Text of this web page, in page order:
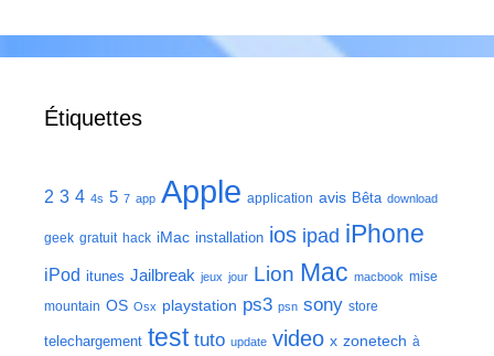
Étiquettes
2 3 4 4s 5 7 app Apple application avis Bêta download
geek gratuit hack iMac installation ios ipad iPhone
iPod itunes Jailbreak jeux jour Lion Mac macbook mise
mountain OS Osx playstation ps3 psn sony store
telechargement test tuto update video x zonetech à